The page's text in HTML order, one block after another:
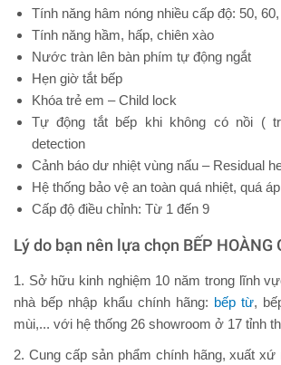
Tính năng hâm nóng nhiều cấp độ: 50,
Tính năng hầm, hấp, chiên xào
Nước tràn lên bàn phím tự động ngắt
Hẹn giờ tắt bếp
Khóa trẻ em – Child lock
Tự động tắt bếp khi không có nồi (
detection
Cảnh báo dư nhiệt vùng nấu – Residual
Hệ thống bảo vệ an toàn quá nhiệt, quá áp
Cấp độ điều chỉnh: Từ 1 đến 9
Lý do bạn nên lựa chọn BẾP HOÀNG
1. Sở hữu kinh nghiệm 10 năm trong lĩnh
nhà bếp nhập khẩu chính hãng: bếp từ,
mùi,... với hệ thống 26 showroom ở 17 tỉnh
2. Cung cấp sản phẩm chính hãng, xuất